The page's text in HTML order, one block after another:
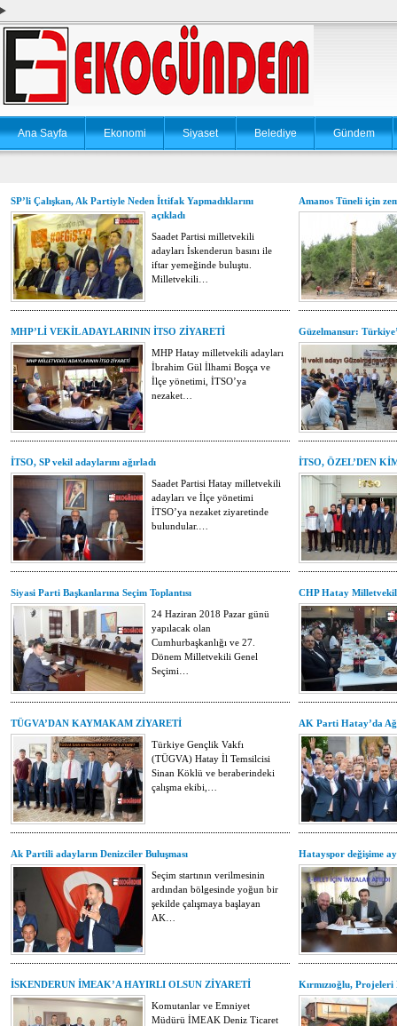
Ana Sayfa Ekonomi Siyaset Belediye Gündem
SP’li Çalışkan, Ak Partiyle Neden İttifak Yapmadıklarını
açıkladı
Saadet Partisi milletvekili
adayları İskenderun basını ile
iftar yemeğinde buluştu.
Milletvekili…
Amanos Tüneli için
MHP’Lİ VEKİL ADAYLARININ İTSO ZİYARETİ
MHP Hatay milletvekili adayları
İbrahim Gül İlhami Boşça ve
İlçe yönetimi, İTSO’ya
nezaket…
Güzelmansur:
İTSO, SP vekil adaylarını ağırladı
Saadet Partisi Hatay milletvekili
adayları ve İlçe yönetimi
İTSO’ya nezaket ziyaretinde
bulundular.…
İTSO, ÖZEL’DEN
Siyasi Parti Başkanlarına Seçim Toplantısı
24 Haziran 2018 Pazar günü
yapılacak olan
Cumhurbaşkanlığı ve 27.
Dönem Milletvekili Genel
Seçimi…
CHP Hatay Milletvekili
TÜGVA’DAN KAYMAKAM ZİYARETİ
Türkiye Gençlik Vakfı
(TÜGVA) Hatay İl Temsilcisi
Sinan Köklü ve beraberindeki
çalışma ekibi,…
AK Parti Hatay’da
Ak Partili adayların Denizciler Buluşması
Seçim startının verilmesinin
ardından bölgesinde yoğun bir
şekilde çalışmaya başlayan
AK…
Hatayspor değişime
İSKENDERUN İMEAK’A HAYIRLI OLSUN ZİYARETİ
Komutanlar ve Emniyet
Müdürü İMEAK Deniz Ticaret
Kırmızıoğlu,